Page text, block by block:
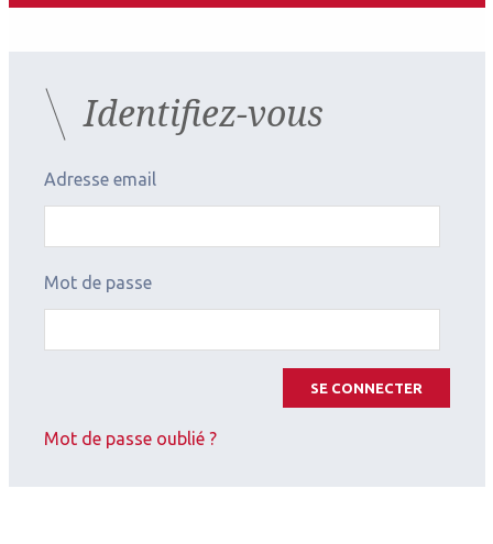
Identifiez-vous
Adresse email
Mot de passe
SE CONNECTER
Mot de passe oublié ?